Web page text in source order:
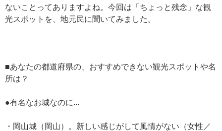
ないことってありますよね。今回は「ちょっと残念」な観
光スポットを、地元民に聞いてみました。
■あなたの都道府県の、おすすめできない観光スポットや名
所は？
●有名なお城なのに...
・岡山城（岡山）。新しい感じがして風情がない（女性／